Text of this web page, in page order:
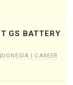
GS BATTERY
| CAREER